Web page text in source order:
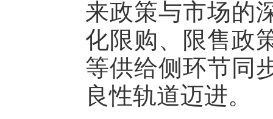
来政策与市场的
化限购、限售政
等供给侧环节同
良性轨道迈进。